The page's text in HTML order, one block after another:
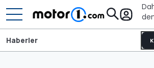
Haberler